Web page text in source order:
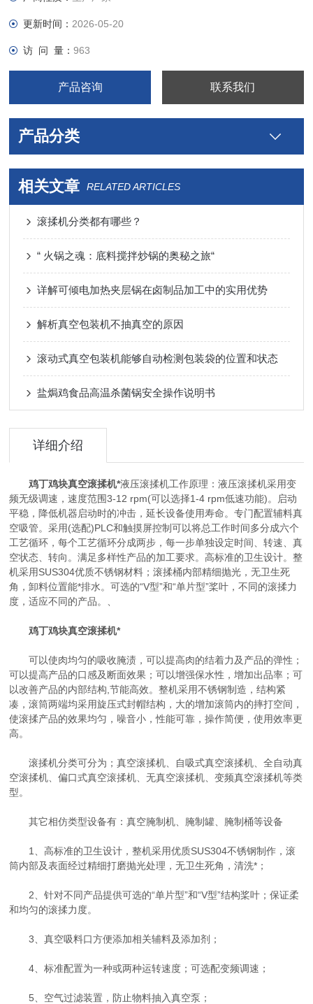
更新时间： 2026-05-20
访 问 量：963
产品咨询 联系我们
产品分类
相关文章 RELATED ARTICLES
滚揉机分类都有哪些？
“ 火锅之魂：底料搅拌炒锅的奥秘之旅“
详解可倾电加热夹层锅在卤制品加工中的实用优势
解析真空包装机不抽真空的原因
滚动式真空包装机能够自动检测包装袋的位置和状态
盐焗鸡食品高温杀菌锅安全操作说明书
详细介绍
鸡丁鸡块真空滚揉机*液压滚揉机工作原理：液压滚揉机采用变
频无级调速，速度范围3-12 rpm(可以选择1-4 rpm低速功能)。启动
平稳，降低机器启动时的冲击，延长设备使用寿命。专门配置辅料真
空吸管。采用(选配)PLC和触摸屏控制可以将总工作时间多分成六个
工艺循环，每个工艺循环分成两步，每一步单独设定时间、转速、真
空状态、转向。满足多样性产品的加工要求。高标准的卫生设计。整
机采用SUS304优质不锈钢材料；滚揉桶内部精细抛光，无卫生死
角，卸料位置能*排水。可选的“V型”和“单片型”桨叶，不同的滚揉力
度，适应不同的产品。、
鸡丁鸡块真空滚揉机*
可以使肉均匀的吸收腌渍，可以提高肉的结着力及产品的弹性；
可以提高产品的口感及断面效果；可以增强保水性，增加出品率；可
以改善产品的内部结构,节能高效。整机采用不锈钢制造，结构紧
凑，滚筒两端均采用旋压式封帽结构，大的增加滚筒内的摔打空间，
使滚揉产品的效果均匀，噪音小，性能可靠，操作简便，使用效率更
高。
滚揉机分类可分为；真空滚揉机、自吸式真空滚揉机、全自动真
空滚揉机、偏口式真空滚揉机、无真空滚揉机、变频真空滚揉机等类
型。
其它相仿类型设备有：真空腌制机、腌制罐、腌制桶等设备
1、高标准的卫生设计，整机采用优质SUS304不锈钢制作，滚
筒内部及表面经过精细打磨抛光处理，无卫生死角，清洗*；
2、针对不同产品提供可选的“单片型”和“V型”结构桨叶；保证柔
和均匀的滚揉力度。
3、真空吸料口方便添加相关辅料及添加剂；
4、标准配置为一种或两种运转速度；可选配变频调速；
5、空气过滤装置，防止物料抽入真空泵；